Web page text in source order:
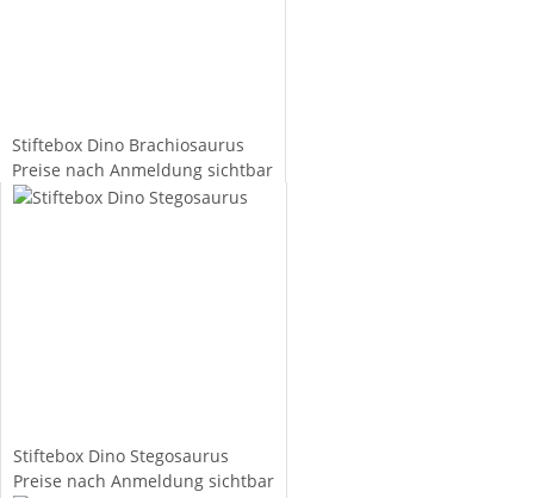
Stiftebox Dino Brachiosaurus
Preise nach Anmeldung sichtbar
Stiftebox Dino Stegosaurus
Preise nach Anmeldung sichtbar